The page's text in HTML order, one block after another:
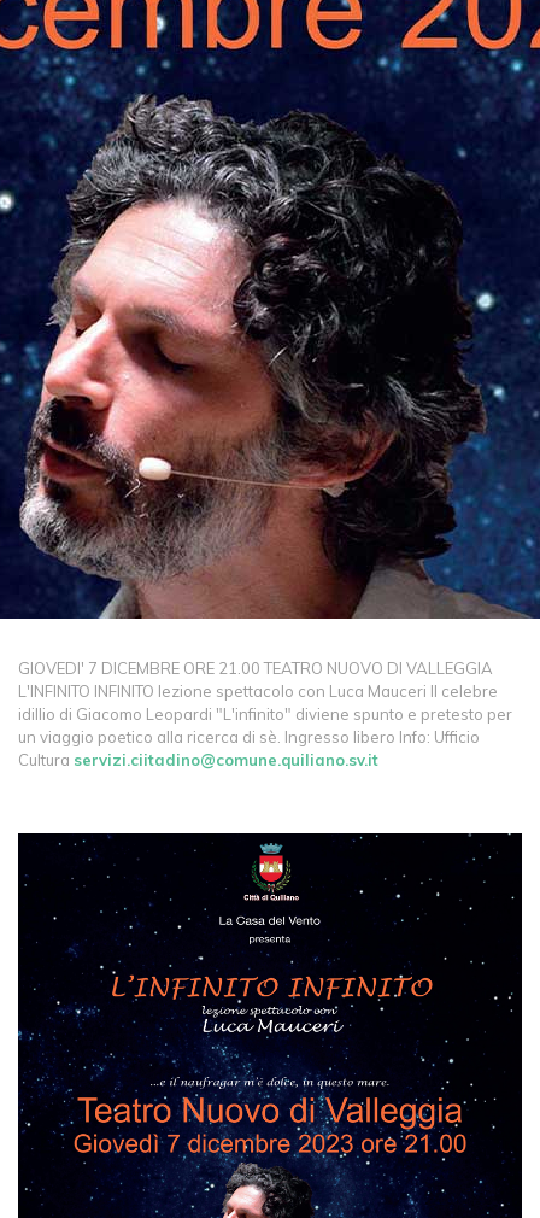
GIOVEDI' 7 DICEMBRE ORE 21.00 TEATRO NUOVO DI VALLEGGIA
L'INFINITO INFINITO lezione spettacolo con Luca Mauceri Il celebre
idillio di Giacomo Leopardi "L'infinito" diviene spunto e pretesto per
un viaggio poetico alla ricerca di sè. Ingresso libero Info: Ufficio
Cultura servizi.ciitadino@comune.quiliano.sv.it